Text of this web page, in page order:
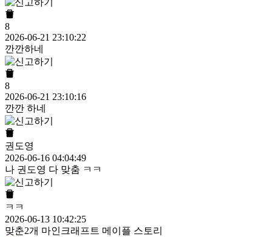
8
2026-06-21 23:10:22
깐깐하네
8
2026-06-21 23:10:16
깐깐 하네
권도영
2026-06-16 04:04:49
나 권도영 다 맞춤 ㅋㅋ
ㅋㅋ
2026-06-13 10:42:25
맞춘2개 마인크래프트 메이플 스토리